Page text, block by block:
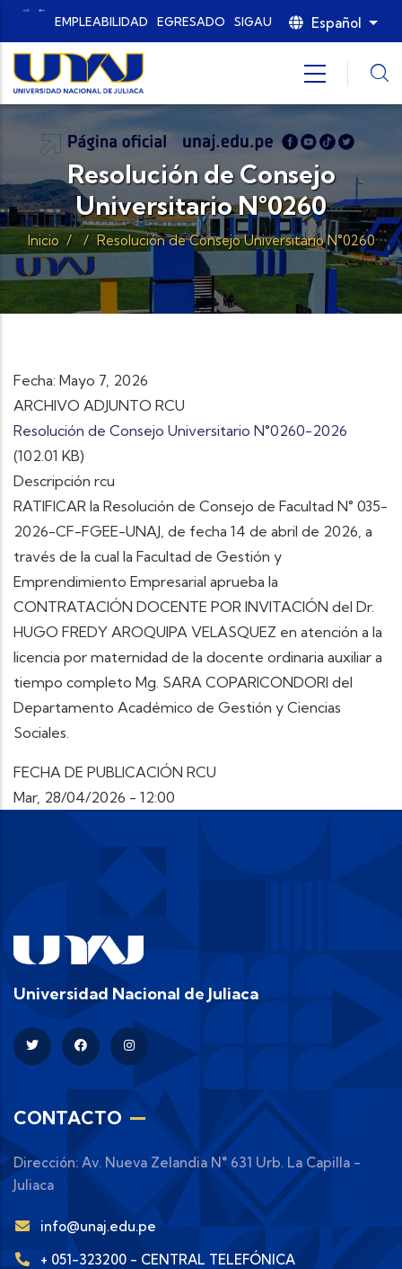
Pasar al contenido principal
EMPLEABILIDAD EGRESADO SIGAU Español
Resolución de Consejo
Universitario N°0260
Inicio / / Resolución de Consejo Universitario N°0260
Fecha: Mayo 7, 2026
ARCHIVO ADJUNTO RCU
Resolución de Consejo Universitario N°0260-2026
(102.01 KB)
Descripción rcu
RATIFICAR la Resolución de Consejo de Facultad N° 035-
2026-CF-FGEE-UNAJ, de fecha 14 de abril de 2026, a
través de la cual la Facultad de Gestión y
Emprendimiento Empresarial aprueba la
CONTRATACIÓN DOCENTE POR INVITACIÓN del Dr.
HUGO FREDY AROQUIPA VELASQUEZ en atención a la
licencia por maternidad de la docente ordinaria auxiliar a
tiempo completo Mg. SARA COPARICONDORI del
Departamento Académico de Gestión y Ciencias
Sociales.
FECHA DE PUBLICACIÓN RCU
Mar, 28/04/2026 - 12:00
Universidad Nacional de Juliaca
CONTACTO
Dirección: Av. Nueva Zelandia N° 631 Urb. La Capilla -
Juliaca
info@unaj.edu.pe
+ 051-323200 - CENTRAL TELEFÓNICA